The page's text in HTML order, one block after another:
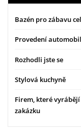
Bazén pro zábavu
Provedení
Rozhodli jste se
Stylová kuchyně
Firem, které
zakázku